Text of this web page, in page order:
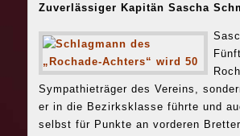
Zuverlässiger Kapitän Sascha
Sympathieträger des Vereins,
er in die Bezirksklasse führte und
selbst für Punkte an vorderen